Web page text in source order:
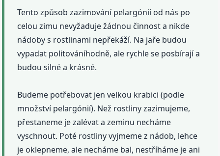
Tento způsob zazimování pelargónií od nás po
celou zimu nevyžaduje žádnou činnost a nikde
nádoby s rostlinami nepřekáží. Na jaře budou
vypadat politováníhodně, ale rychle se posbírají a
budou silné a krásné.
Budeme potřebovat jen velkou krabici (podle
množství pelargónií). Než rostliny zazimujeme,
přestaneme je zalévat a zeminu necháme
vyschnout. Poté rostliny vyjmeme z nádob, lehce
je oklepneme, ale necháme bal, nestříháme je ani